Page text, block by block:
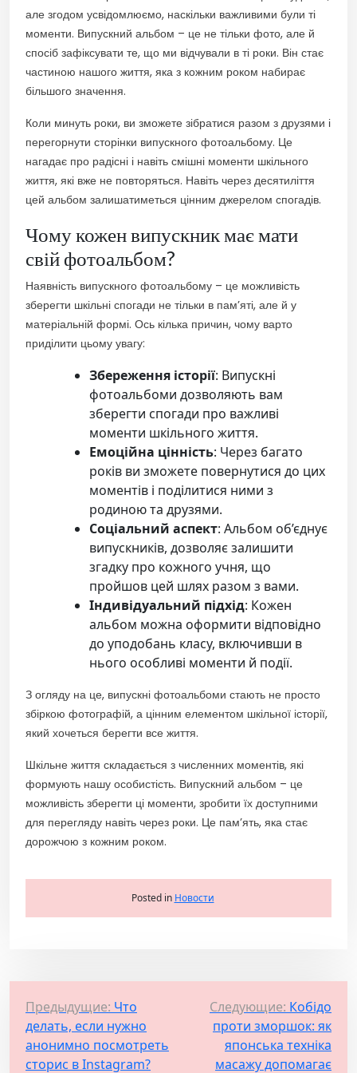
але згодом усвідомлюємо, наскільки важливими були ті
моменти. Випускний альбом – це не тільки фото, але й
спосіб зафіксувати те, що ми відчували в ті роки. Він стає
частиною нашого життя, яка з кожним роком набирає
більшого значення.
Коли минуть роки, ви зможете зібратися разом з друзями і
перегорнути сторінки випускного фотоальбому. Це
нагадає про радісні і навіть смішні моменти шкільного
життя, які вже не повторяться. Навіть через десятиліття
цей альбом залишатиметься цінним джерелом спогадів.
Чому кожен випускник має мати
свій фотоальбом?
Наявність випускного фотоальбому – це можливість
зберегти шкільні спогади не тільки в пам’яті, але й у
матеріальній формі. Ось кілька причин, чому варто
приділити цьому увагу:
Збереження історії: Випускні
фотоальбоми дозволяють вам
зберегти спогади про важливі
моменти шкільного життя.
Емоційна цінність: Через багато
років ви зможете повернутися до цих
моментів і поділитися ними з
родиною та друзями.
Соціальний аспект: Альбом об’єднує
випускників, дозволяє залишити
згадку про кожного учня, що
пройшов цей шлях разом з вами.
Індивідуальний підхід: Кожен
альбом можна оформити відповідно
до уподобань класу, включивши в
нього особливі моменти й події.
З огляду на це, випускні фотоальбоми стають не просто
збіркою фотографій, а цінним елементом шкільної історії,
який хочеться берегти все життя.
Шкільне життя складається з численних моментів, які
формують нашу особистість. Випускний альбом – це
можливість зберегти ці моменти, зробити їх доступними
для перегляду навіть через роки. Це пам’ять, яка стає
дорожчою з кожним роком.
Posted in Новости
Н
а
в
Предыдущие: Что
делать, если нужно
анонимно посмотреть
сторис в Instagram?
Следующие: Кобідо
проти зморшок: як
японська техніка
масажу допомагає